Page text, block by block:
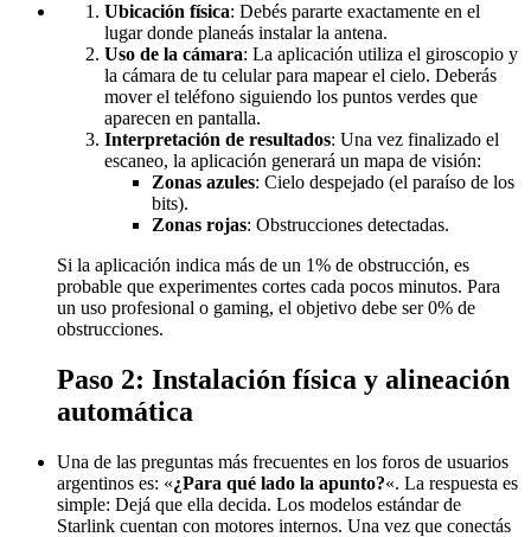
Ubicación física: Debés pararte exactamente en el
lugar donde planeás instalar la antena.
Uso de la cámara: La aplicación utiliza el giroscopio y
la cámara de tu celular para mapear el cielo. Deberás
mover el teléfono siguiendo los puntos verdes que
aparecen en pantalla.
Interpretación de resultados: Una vez finalizado el
escaneo, la aplicación generará un mapa de visión:
Zonas azules: Cielo despejado (el paraíso de los
bits).
Zonas rojas: Obstrucciones detectadas.
Si la aplicación indica más de un 1% de obstrucción, es
probable que experimentes cortes cada pocos minutos. Para
un uso profesional o gaming, el objetivo debe ser 0% de
obstrucciones.
Paso 2: Instalación física y alineación
automática
Una de las preguntas más frecuentes en los foros de usuarios
argentinos es: «¿Para qué lado la apunto?«. La respuesta es
simple: Dejá que ella decida. Los modelos estándar de
Starlink cuentan con motores internos. Una vez que conectás